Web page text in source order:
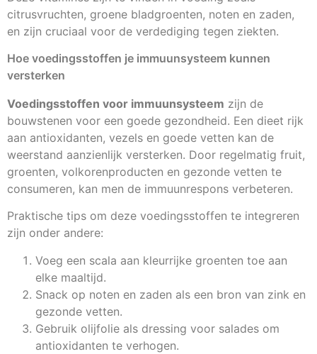
citrusvruchten, groene bladgroenten, noten en zaden,
en zijn cruciaal voor de verdediging tegen ziekten.
Hoe voedingsstoffen je immuunsysteem kunnen
versterken
Voedingsstoffen voor immuunsysteem zijn de
bouwstenen voor een goede gezondheid. Een dieet rijk
aan antioxidanten, vezels en goede vetten kan de
weerstand aanzienlijk versterken. Door regelmatig fruit,
groenten, volkorenproducten en gezonde vetten te
consumeren, kan men de immuunrespons verbeteren.
Praktische tips om deze voedingsstoffen te integreren
zijn onder andere:
Voeg een scala aan kleurrijke groenten toe aan
elke maaltijd.
Snack op noten en zaden als een bron van zink en
gezonde vetten.
Gebruik olijfolie als dressing voor salades om
antioxidanten te verhogen.